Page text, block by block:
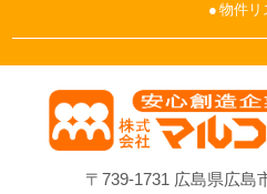
物件リ
〒739-1731 広島県広島